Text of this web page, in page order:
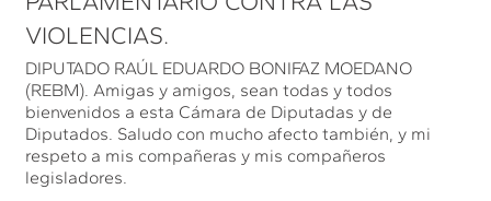
VIOLENCIAS.
DIPUTADO RAÚL EDUARDO BONIFAZ MOEDANO
(REBM). Amigas y amigos, sean todas y todos
bienvenidos a esta Cámara de Diputadas y de
Diputados. Saludo con mucho afecto también, y mi
respeto a mis compañeras y mis compañeros
legisladores.